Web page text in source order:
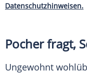
Datenschutzhinweisen.
Pocherfragt,
Ungewohnt